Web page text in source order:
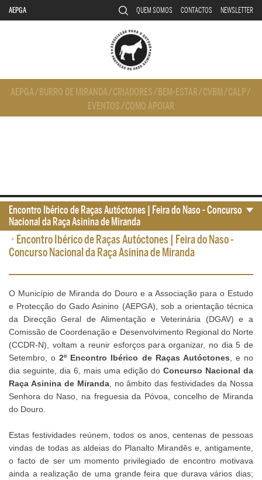
AEPGA QUEM SOMOS CONTACTOS NEWSLETTER
AEPGA/ BURRO DE MIRANDA/CRIADORES/ BEM-ESTAR/CVBM/CALP/
EVENTOS/COMO APOIAR
• Encontro Ibérico de Raças Autóctones | Feira do Naso -
Concurso Nacional da Raça Asinina de Miranda
O Município de Miranda do Douro e a Associação para o Estudo
e Protecção do Gado Asinino (AEPGA), sob a orientação técnica
da Direcção Geral de Alimentação e Veterinária (DGAV) e a
Comissão de Coordenação e Desenvolvimento Regional do Norte
(CCDR-N), voltam a reunir esforços para organizar, no dia 5 de
Setembro, o2º Encontro Ibérico de Raças Autóctones , e no
dia seguinte, dia 6, mais uma edição do Concurso Nacional da
Raça Asinina de Miranda, no âmbito das festividades da Nossa
Senhora do Naso, na freguesia da Póvoa, concelho de Miranda
do Douro.
Estas festividades reúnem, todos os anos, centenas de pessoas
vindas de todas as aldeias do Planalto Mirandês e, antigamente,
o facto de ser um momento privilegiado de encontro motivava
ainda a realização de uma grande feira que durava vários dias;
Encontro Ibérico de Raças Autóctones | Feira do Naso - Concurso
Nacional da Raça Asinina de Miranda